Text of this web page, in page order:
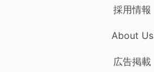
採用情報
About Us
広告掲載